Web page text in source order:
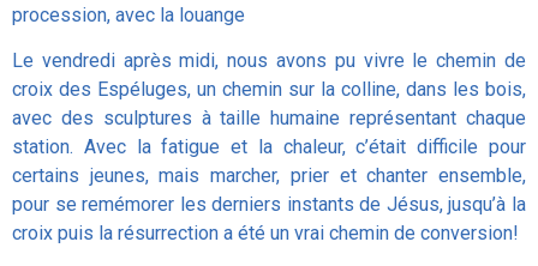
procession, avec la louange
Le vendredi après midi, nous avons pu vivre le chemin de
croix des Espéluges, un chemin sur la colline, dans les bois,
avec des sculptures à taille humaine représentant chaque
station. Avec la fatigue et la chaleur, c’était difficile pour
certains jeunes, mais marcher, prier et chanter ensemble,
pour se remémorer les derniers instants de Jésus, jusqu’à la
croix puis la résurrection a été un vrai chemin de conversion!